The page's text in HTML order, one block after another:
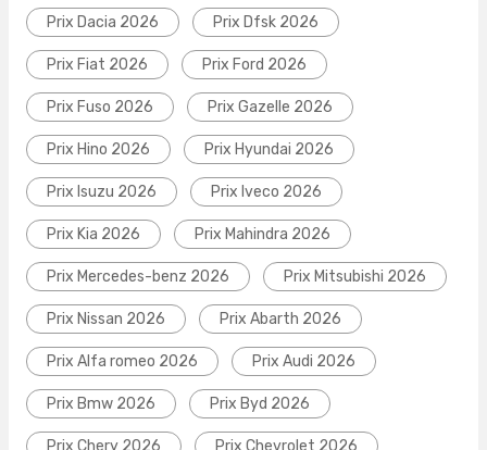
Prix Dacia 2026 Prix Dfsk 2026
Prix Fiat 2026 Prix Ford 2026
Prix Fuso 2026 Prix Gazelle 2026
Prix Hino 2026 Prix Hyundai 2026
Prix Isuzu 2026 Prix Iveco 2026
Prix Kia 2026 Prix Mahindra 2026
Prix Mercedes-benz 2026 Prix Mitsubishi 2026
Prix Nissan 2026 Prix Abarth 2026
Prix Alfa romeo 2026 Prix Audi 2026
Prix Bmw 2026 Prix Byd 2026
Prix Chery 2026 Prix Chevrolet 2026